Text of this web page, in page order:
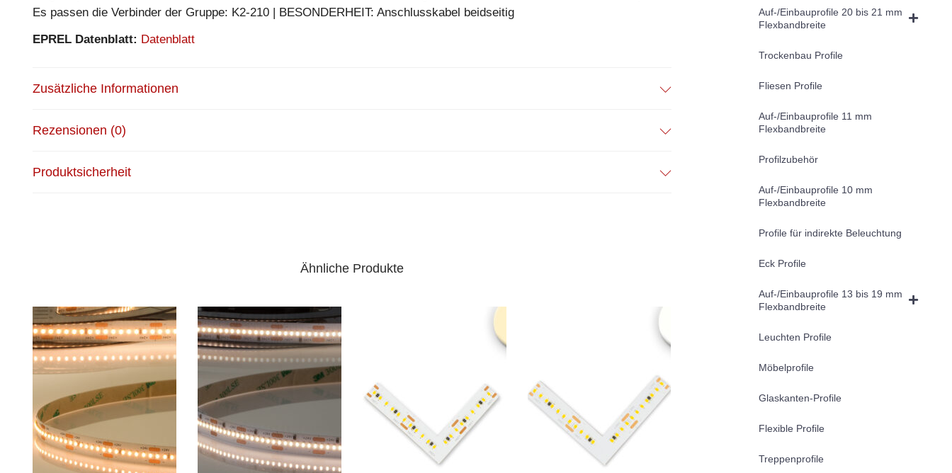
Es passen die Verbinder der Gruppe: K2-210 | BESONDERHEIT: Anschlusskabel beidseitig
EPREL Datenblatt: Datenblatt
Zusätzliche Informationen
Rezensionen (0)
Produktsicherheit
Ähnliche Produkte
Auf-/Einbauprofile 20 bis 21 mm
Flexbandbreite
Trockenbau Profile
Fliesen Profile
Auf-/Einbauprofile 11 mm
Flexbandbreite
Profilzubehör
Auf-/Einbauprofile 10 mm
Flexbandbreite
Profile für indirekte Beleuchtung
Eck Profile
Auf-/Einbauprofile 13 bis 19 mm
Flexbandbreite
Leuchten Profile
Möbelprofile
Glaskanten-Profile
Flexible Profile
Treppenprofile